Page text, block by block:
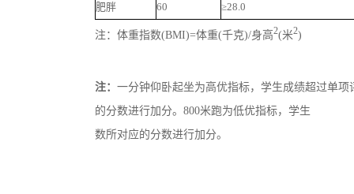
肥胖 60 ≥28.0
注：体重指数(BMI)=体重(千克)/身高2(米2)
注： 一分钟仰卧起坐为高优指标，学生成绩超过单项
的分数进行加分。800米跑为低优指标，学生
数所对应的分数进行加分。